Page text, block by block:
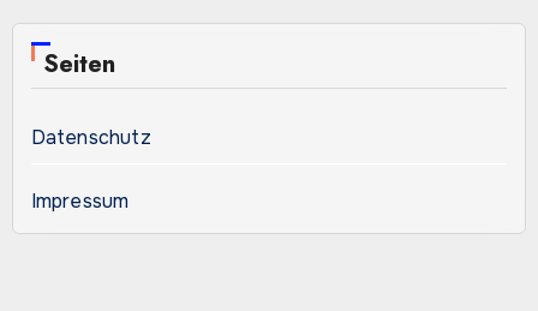
Seiten
Datenschutz
Impressum